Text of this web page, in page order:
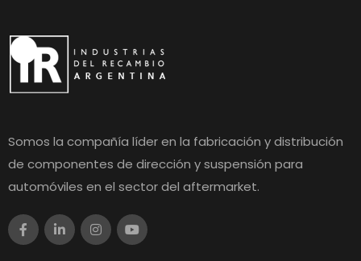
Somos la compañía líder en la fabricación y distribución
de componentes de dirección y suspensión para
automóviles en el sector del aftermarket.